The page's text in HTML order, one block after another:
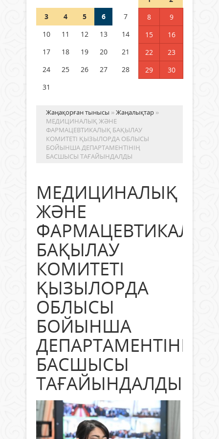
Германия аптап ыстыққа
бастады
04 тамыз 2026 ж.
3
4 5 6 7 8
9
10
11 12 13 14 15
16
17
18 19 20 21 22
23
24
25 26 27 28 29
30
31
Жаңақорған тынысы »Жаңалықтар »
МЕДИЦИНАЛЫҚ ЖӘНЕ
ФАРМАЦЕВТИКАЛЫҚ БАҚЫЛАУ
КОМИТЕТІ ҚЫЗЫЛОРДА ОБЛЫСЫ
БОЙЫНША ДЕПАРТАМЕНТІНІҢ
БАСШЫСЫ ТАҒАЙЫНДАЛДЫ
МЕДИЦИНАЛЫҚ
ЖӘНЕ
ФАРМАЦЕВТИКАЛЫҚ
БАҚЫЛАУ
КОМИТЕТІ
ҚЫЗЫЛОРДА
ОБЛЫСЫ
БОЙЫНША
ДЕПАРТАМЕНТІНІҢ
БАСШЫСЫ
ТАҒАЙЫНДАЛДЫ